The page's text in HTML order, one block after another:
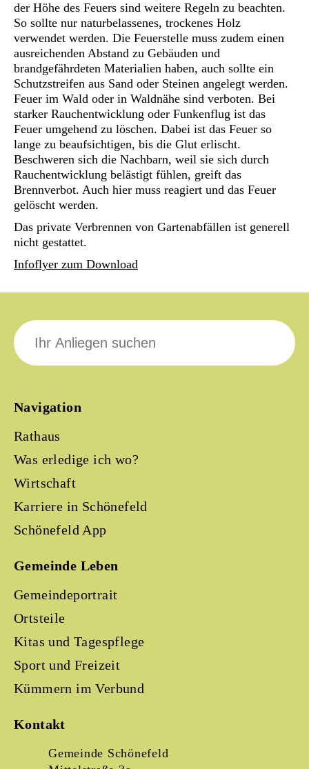
der Höhe des Feuers sind weitere Regeln zu beachten.
So sollte nur naturbelassenes, trockenes Holz
verwendet werden. Die Feuerstelle muss zudem einen
ausreichenden Abstand zu Gebäuden und
brandgefährdeten Materialien haben, auch sollte ein
Schutzstreifen aus Sand oder Steinen angelegt werden.
Feuer im Wald oder in Waldnähe sind verboten. Bei
starker Rauchentwicklung oder Funkenflug ist das
Feuer umgehend zu löschen. Dabei ist das Feuer so
lange zu beaufsichtigen, bis die Glut erlischt.
Beschweren sich die Nachbarn, weil sie sich durch
Rauchentwicklung belästigt fühlen, greift das
Brennverbot. Auch hier muss reagiert und das Feuer
gelöscht werden.
Das private Verbrennen von Gartenabfällen ist generell
nicht gestattet.
Infoflyer zum Download
Navigation
Rathaus
Was erledige ich wo?
Wirtschaft
Karriere in Schönefeld
Schönefeld App
Gemeinde Leben
Gemeindeportrait
Ortsteile
Kitas und Tagespflege
Sport und Freizeit
Kümmern im Verbund
Kontakt
Gemeinde Schönefeld
Suche
nach: